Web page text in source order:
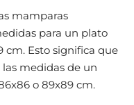
mamparas
para un plato
cm. Esto significa que
medidas de un
o 89x89 cm.